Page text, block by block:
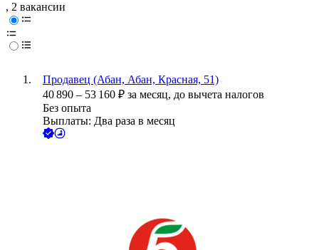
, 2 вакансии
Продавец (Абан, Абан, Красная, 51)
40 890 – 53 160 ₽ за месяц, до вычета налогов
Без опыта
Выплаты: Два раза в месяц